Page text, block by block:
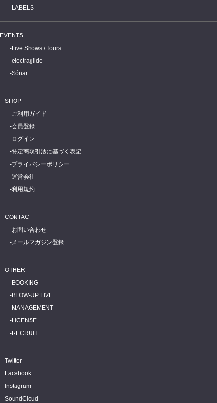
LABELS
EVENTS
Live Shows / Tours
electraglide
Sónar
SHOP
ご利用ガイド
会員登録
ログイン
特定商取引法に基づく表記
プライバシーポリシー
運営会社
利用規約
CONTACT
お問い合わせ
メールマガジン登録
OTHER
BOOKING
BLOW-UP LIVE
MANAGEMENT
LICENSE
RECRUIT
Twitter
Facebook
Instagram
SoundCloud